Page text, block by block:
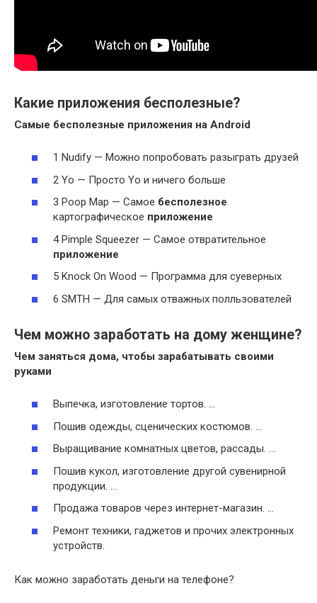
Какие приложения бесполезные?
Самые бесполезные приложения на Android
1 Nudify — Можно попробовать разыграть друзей
2 Yo — Просто Yo и ничего больше
3 Poop Map — Самое бесполезное
картографическое приложение
4 Pimple Squeezer — Самое отвратительное
приложение
5 Knock On Wood — Программа для суеверных
6 SMTH — Для самых отважных полльзователей
Чем можно заработать на дому женщине?
Чем заняться дома, чтобы зарабатывать своими
руками
Выпечка, изготовление тортов. …
Пошив одежды, сценических костюмов. …
Выращивание комнатных цветов, рассады. …
Пошив кукол, изготовление другой сувенирной
продукции. …
Продажа товаров через интернет-магазин. …
Ремонт техники, гаджетов и прочих электронных
устройств.
Как можно заработать деньги на телефоне?